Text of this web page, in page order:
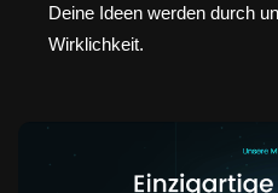
Deine Ideen werden durch
Wirklichkeit.